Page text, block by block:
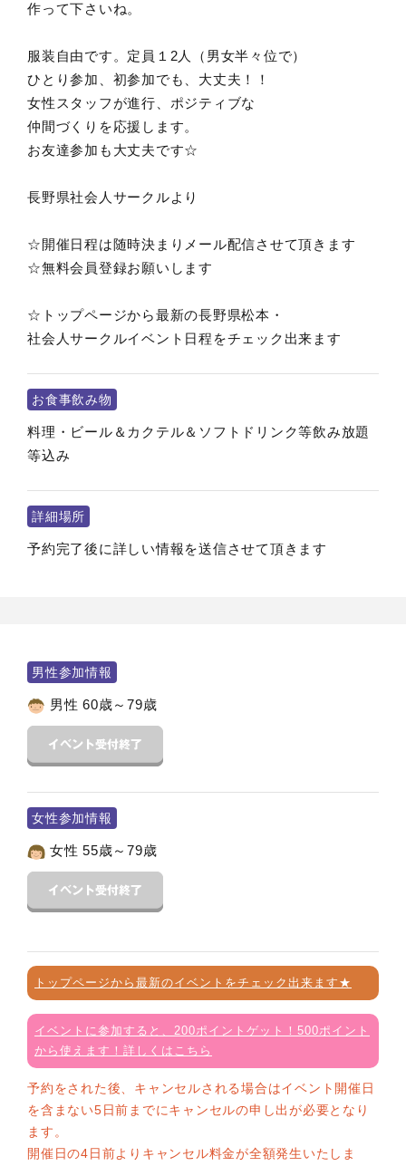
作って下さいね。
服装自由です。定員１2人（男女半々位で）
ひとり参加、初参加でも、大丈夫！！
女性スタッフが進行、ポジティブな
仲間づくりを応援します。
お友達参加も大丈夫です☆
長野県社会人サークルより
☆開催日程は随時決まりメール配信させて頂きます
☆無料会員登録お願いします
☆トップページから最新の長野県松本・
社会人サークルイベント日程をチェック出来ます
お食事飲み物
料理・ビール＆カクテル＆ソフトドリンク等飲み放題
等込み
詳細場所
予約完了後に詳しい情報を送信させて頂きます
男性参加情報
男性 60歳～79歳
女性参加情報
女性 55歳～79歳
トップページから最新のイベントをチェック出来ます★
イベントに参加すると、200ポイントゲット！500ポイント
から使えます！詳しくはこちら
予約をされた後、キャンセルされる場合はイベント開催日
を含まない5日前までにキャンセルの申し出が必要となり
ます。
開催日の4日前よりキャンセル料金が全額発生いたしま